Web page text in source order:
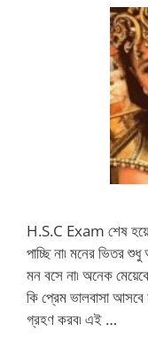
H.S.C Exam শেষ হয়ে
পাচ্ছি না৷ মনের ভিতর
মন বসে না৷ অনেক
কি প্রেম ভালবাসা
গ্রহণ করব৷ এই …